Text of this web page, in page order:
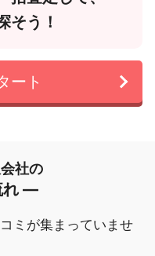
そう！
ート
社の
れ ―
ミが集まっていませ